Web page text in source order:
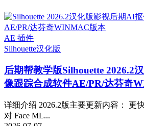
AE 插件
Silhouette汉化版
后期帮教学版Silhouette 2026.2
像跟踪合成软件AE/PR/达芬奇
详细介绍 2026.2版主要更新内容： 更
对 Face ML...